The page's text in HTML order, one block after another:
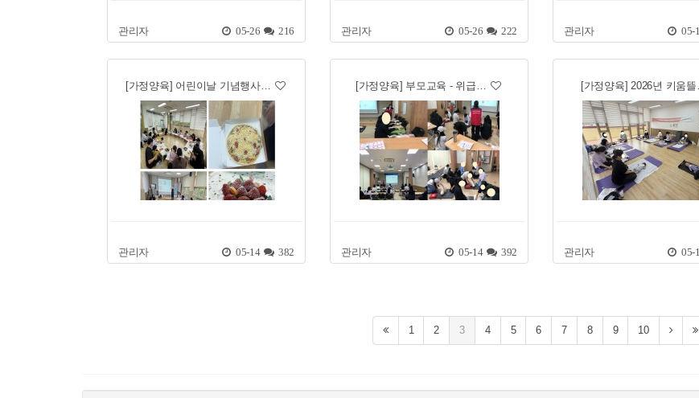
관리자 05-26 216 관리자 05-26 222 관리자 05-
[가정양육] 어린이날 기념행사…
관리자 05-14 382
[가정양육] 부모교육 - 위급…
관리자 05-14 392
[가정양육] 2026년 키움
관리자 05-
1 2 3 4 5 6 7 8 9 10